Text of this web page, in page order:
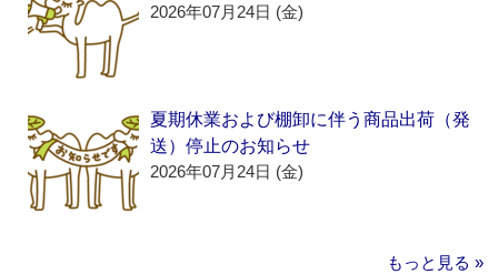
2026年07月24日 (金)
夏期休業および棚卸に伴う商品出荷（発
送）停止のお知らせ
2026年07月24日 (金)
もっと見る »